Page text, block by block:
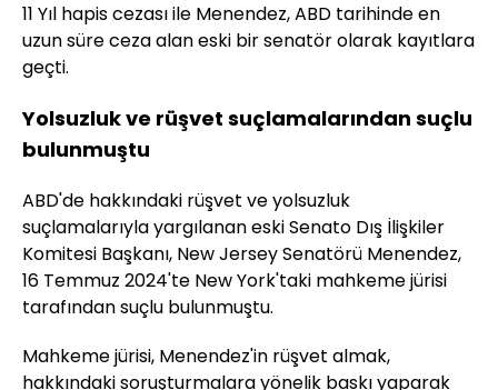
11 Yıl hapis cezası ile Menendez, ABD tarihinde en
uzun süre ceza alan eski bir senatör olarak kayıtlara
geçti.
Yolsuzluk ve rüşvet suçlamalarından suçlu
bulunmuştu
ABD'de hakkındaki rüşvet ve yolsuzluk
suçlamalarıyla yargılanan eski Senato Dış İlişkiler
Komitesi Başkanı, New Jersey Senatörü Menendez,
16 Temmuz 2024'te New York'taki mahkeme jürisi
tarafından suçlu bulunmuştu.
Mahkeme jürisi, Menendez'in rüşvet almak,
hakkındaki soruşturmalara yönelik baskı yaparak